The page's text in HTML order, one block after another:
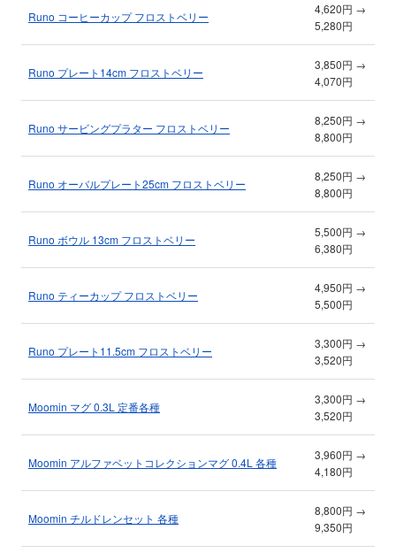
Runo コーヒーカップ フロストベリー
4,620円 →
5,280円
Runo プレート14cm フロストベリー
3,850円 →
4,070円
Runo サービングプラター フロストベリー
8,250円 →
8,800円
Runo オーバルプレート25cm フロストベリー
8,250円 →
8,800円
Runo ボウル 13cm フロストベリー
5,500円 →
6,380円
Runo ティーカップ フロストベリー
4,950円 →
5,500円
Runo プレート11.5cm フロストベリー
3,300円 →
3,520円
Moomin マグ 0.3L 定番各種
3,300円 →
3,520円
Moomin アルファベットコレクションマグ 0.4L 各種
3,960円 →
4,180円
Moomin チルドレンセット 各種
8,800円 →
9,350円